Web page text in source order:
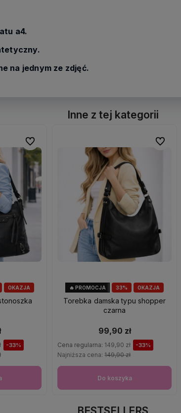
a4.
na jednym ze zdjęć.
Inne z tej kategorii
OKAZJA
-33%
Do ulubionych
Do ulubionych
33% OKAZJA
🔥 PROMOCJA
Torebka damska typu shopper
czarna
99,90 zł
Cena regularna: 149,90 zł -33%
Najniższa cena:149,90 zł
Do koszyka
Do
Do